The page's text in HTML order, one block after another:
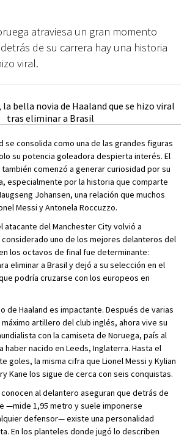
atraviesa un gran momento
de su carrera hay una historia
viral.
se consolida como una de las grandes figuras
su potencia goleadora despierta interés. El
comenzó a generar curiosidad por su
especialmente por la historia que comparte
Johansen, una relación que muchos
Messi y Antonela Roccuzzo.
atacante del Manchester City volvió a
uno de los mejores delanteros del
los octavos de final fue determinante:
eliminar a Brasil y dejó a su selección en el
podría cruzarse con los europeos en
de Haaland es impactante. Después de varias
artillero del club inglés, ahora vive su
con la camiseta de Noruega, país al
haber nacido en Leeds, Inglaterra. Hasta el
goles, la misma cifra que Lionel Messi y Kylian
Kane los sigue de cerca con seis conquistas.
al delantero aseguran que detrás de
—mide 1,95 metro y suele imponerse
defensor— existe una personalidad
En los planteles donde jugó lo describen